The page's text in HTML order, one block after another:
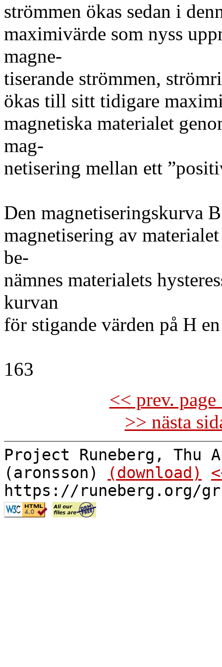
strömmen ökas sedan i
maximivärde som nyss
magne-
tiserande strömmen,
ökas till sitt tidigare
magnetiska materialet
mag-
netisering mellan ett
Den magnetiseringskurva
magnetisering av
be-
nämnes materialets
kurvan
för stigande värden på H
163
<< prev.
>> nästa
Project Runeberg, Thu
(aronsson)
(download)
https://runeberg.org/